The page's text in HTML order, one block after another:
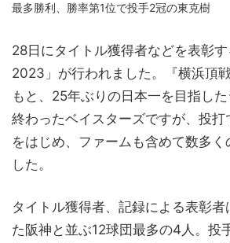
最多勝利、勝率第1位で投手2冠の東克樹
28日にタイトル獲得者などを表彰
2023」が行われました。『横浜頂
もと、25年ぶりの日本一を目指し
終わったベイスターズですが、投打
をはじめ、ファームも含めて数多く
した。
タイトル獲得者、記録による表彰者
た阪神と並ぶ12球団最多の4人。投